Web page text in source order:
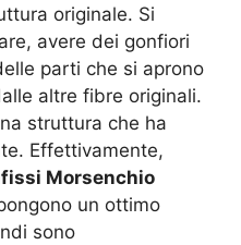
originale. Si
avere dei gonfiori
parti che si aprono
altre fibre originali.
struttura che ha
Effettivamente,
Morsenchio
un ottimo
sono